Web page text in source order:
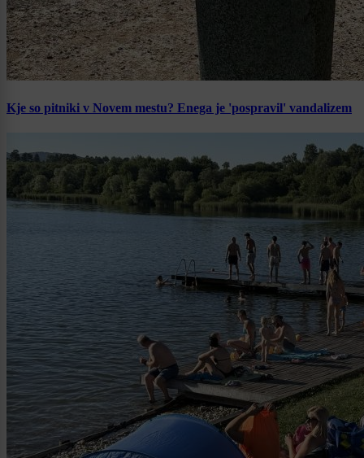
Kje so pitniki v Novem mestu? Enega je 'pospravil' vandalizem